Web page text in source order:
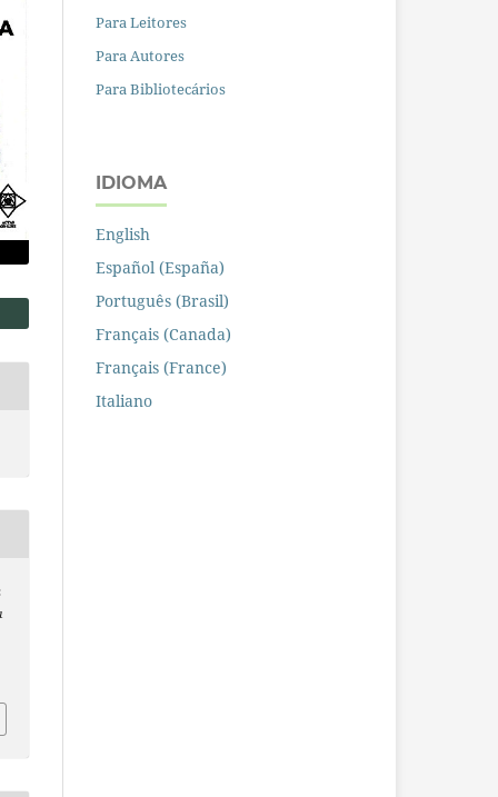
Para Leitores
Para Autores
Para Bibliotecários
IDIOMA
English
Español (España)
Português (Brasil)
Français (Canada)
Français (France)
Italiano